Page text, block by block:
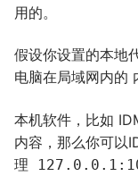
用的。
假设你设置的本地
电脑在局域网内的
本机软件，比如
内容，那么你可以
理